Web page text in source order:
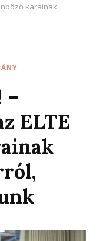
karainak
–
ELTE